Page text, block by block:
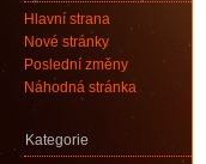
Hlavní strana
Nové stránky
Poslední změny
Náhodná stránka
Kategorie